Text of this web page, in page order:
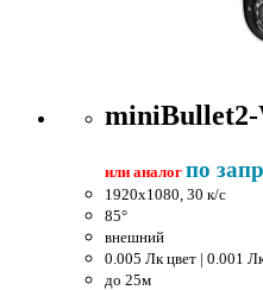
или аналог по
1920x1080, 30 к/c
85°
внешний
0.005 Лк цвет | 0.001
до 25м